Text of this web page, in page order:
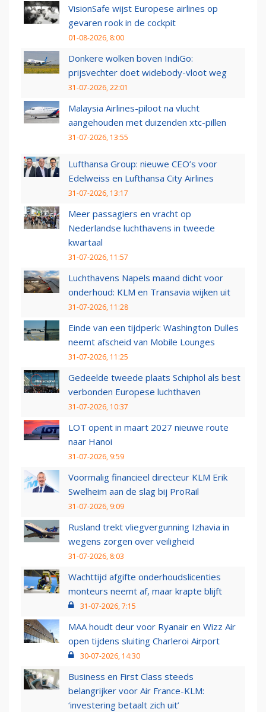
VisionSafe wijst Europese airlines op
gevaren rook in de cockpit
01-08-2026, 8:00
Donkere wolken boven IndiGo:
prijsvechter doet widebody-vloot weg
31-07-2026, 22:01
Malaysia Airlines-piloot na vlucht
aangehouden met duizenden xtc-pillen
31-07-2026, 13:55
Lufthansa Group: nieuwe CEO’s voor
Edelweiss en Lufthansa City Airlines
31-07-2026, 13:17
Meer passagiers en vracht op
Nederlandse luchthavens in tweede
kwartaal
31-07-2026, 11:57
Luchthavens Napels maand dicht voor
onderhoud: KLM en Transavia wijken uit
31-07-2026, 11:28
Einde van een tijdperk: Washington Dulles
neemt afscheid van Mobile Lounges
31-07-2026, 11:25
Gedeelde tweede plaats Schiphol als best
verbonden Europese luchthaven
31-07-2026, 10:37
LOT opent in maart 2027 nieuwe route
naar Hanoi
31-07-2026, 9:59
Voormalig financieel directeur KLM Erik
Swelheim aan de slag bij ProRail
31-07-2026, 9:09
Rusland trekt vliegvergunning Izhavia in
wegens zorgen over veiligheid
31-07-2026, 8:03
Wachttijd afgifte onderhoudslicenties
monteurs neemt af, maar krapte blijft
31-07-2026, 7:15
MAA houdt deur voor Ryanair en Wizz Air
open tijdens sluiting Charleroi Airport
30-07-2026, 14:30
Business en First Class steeds
belangrijker voor Air France-KLM:
‘investering betaalt zich uit’